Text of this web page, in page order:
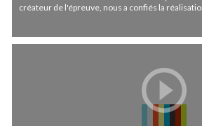
créateur de l'épreuve, nous a confiés la